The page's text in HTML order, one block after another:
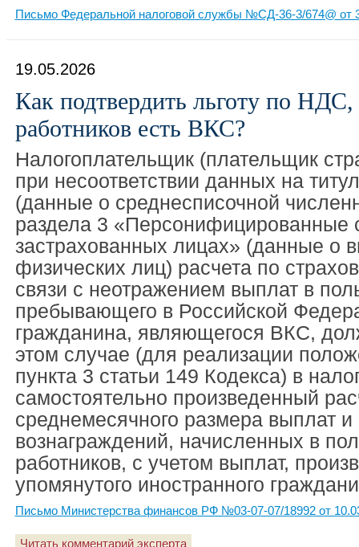
Письмо Федеральной налоговой службы №СД-36-3/674@ от
19.05.2026
Как подтвердить льготу по НДС,
работников есть ВКС?
Налогоплательщик (плательщик
при несоответствии данных на
(данные о среднесписочной
раздела 3 «Персонифицированные
застрахованных лицах» (данные о
физических лиц) расчета по
связи с неотражением выплат в
пребывающего в Российской
гражданина, являющегося ВКС,
этом случае (для реализации
пункта 3 статьи 149 Кодекса) в
самостоятельно произведенный
среднемесячного размера выплат
вознаграждений, начисленных в
работников, с учетом выплат,
упомянутого иностранного
Письмо Министерства финансов РФ №03-07-07/18992 от
Читать комментарий эксперта